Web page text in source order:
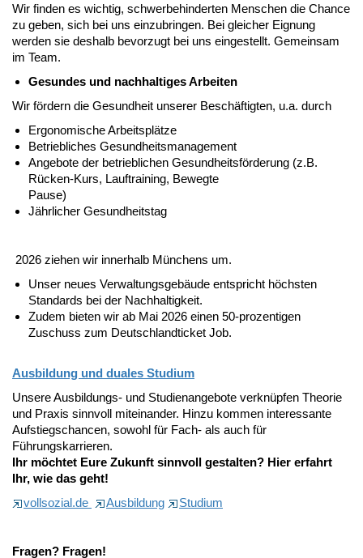
Wir finden es wichtig, schwerbehinderten Menschen die Chance
zu geben, sich bei uns einzubringen. Bei gleicher Eignung
werden sie deshalb bevorzugt bei uns eingestellt. Gemeinsam
im Team.
Gesundes und nachhaltiges Arbeiten
Wir fördern die Gesundheit unserer Beschäftigten, u.a. durch
Ergonomische Arbeitsplätze
Betriebliches Gesundheitsmanagement
Angebote der betrieblichen Gesundheitsförderung (z.B.
Rücken-Kurs, Lauftraining, Bewegte
Pause)
Jährlicher Gesundheitstag
2026 ziehen wir innerhalb Münchens um.
Unser neues Verwaltungsgebäude entspricht höchsten
Standards bei der Nachhaltigkeit.
Zudem bieten wir ab Mai 2026 einen 50-prozentigen
Zuschuss zum Deutschlandticket Job.
Ausbildung und duales Studium
Unsere Ausbildungs- und Studienangebote verknüpfen Theorie
und Praxis sinnvoll miteinander. Hinzu kommen interessante
Aufstiegschancen, sowohl für Fach- als auch für
Führungskarrieren.
Ihr möchtet Eure Zukunft sinnvoll gestalten? Hier erfahrt
Ihr, wie das geht!
vollsozial.de
Ausbildung Studium
Fragen? Fragen!